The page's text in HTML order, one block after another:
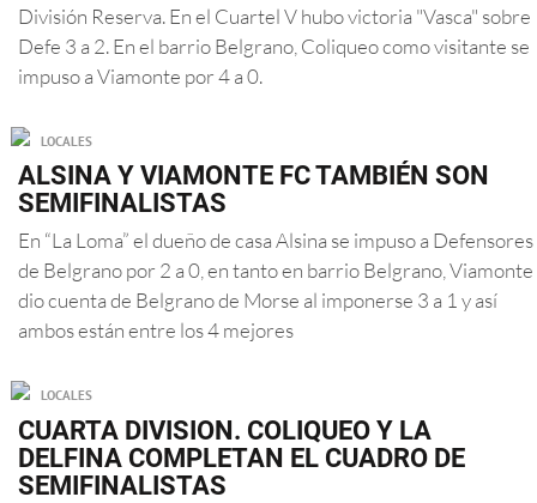
División Reserva. En el Cuartel V hubo victoria "Vasca" sobre
Defe 3 a 2. En el barrio Belgrano, Coliqueo como visitante se
impuso a Viamonte por 4 a 0.
LOCALES
ALSINA Y VIAMONTE FC TAMBIÉN SON
SEMIFINALISTAS
En “La Loma” el dueño de casa Alsina se impuso a Defensores
de Belgrano por 2 a 0, en tanto en barrio Belgrano, Viamonte
dio cuenta de Belgrano de Morse al imponerse 3 a 1 y así
ambos están entre los 4 mejores
LOCALES
CUARTA DIVISION. COLIQUEO Y LA
DELFINA COMPLETAN EL CUADRO DE
SEMIFINALISTAS